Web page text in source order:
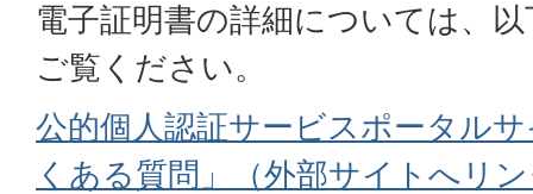
電子証明書の詳細については、
ご覧ください。
公的個人認証サービスポータル
くある質問」（外部サイトへリ